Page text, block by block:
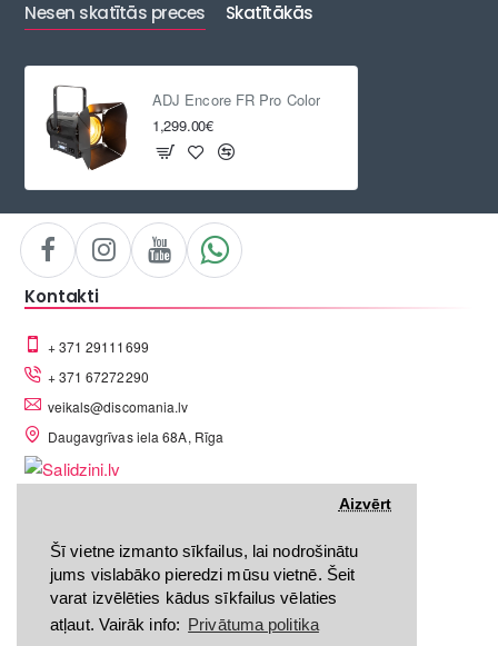
Šī vietne izmanto sīkfailus, lai nodrošinātu
jums vislabāko pieredzi mūsu vietnē. Šeit
varat izvēlēties kādus sīkfailus vēlaties
atļaut. Vairāk info: Privātuma politika
Aizvērt
Nesen skatītās preces Skatītākās
ADJ Encore FR Pro Color
1,299.00€
Kontakti
+ 371 29111699
+ 371 67272290
veikals@discomania.lv
Daugavgrīvas iela 68A, Rīga
LV-A58C07DF